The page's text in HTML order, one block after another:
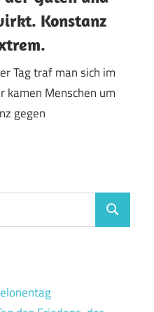
Konstanz
Tag traf man sich im
kamen Menschen um
gegen
Suchen